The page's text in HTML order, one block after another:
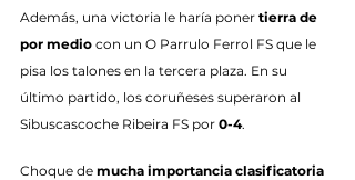
Además, una victoria le haría poner tierra de
por medio con un O Parrulo Ferrol FS que le
pisa los talones en la tercera plaza. En su
último partido, los coruñeses superaron al
Sibuscascoche Ribeira FS por 0-4.
Choque de mucha importancia clasificatoria